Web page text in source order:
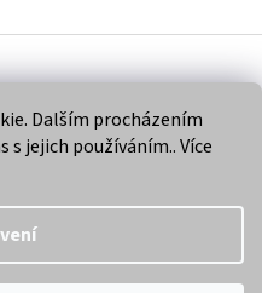
Dalším procházením
jejich používáním.. Více